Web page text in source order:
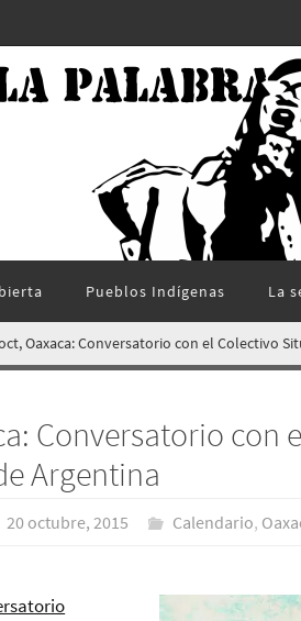
Pueblos Indí­genas La
Oaxaca: Conversatorio con el Colectivo
Conversatorio con
Argentina
20 octubre, 2015 Calendario,